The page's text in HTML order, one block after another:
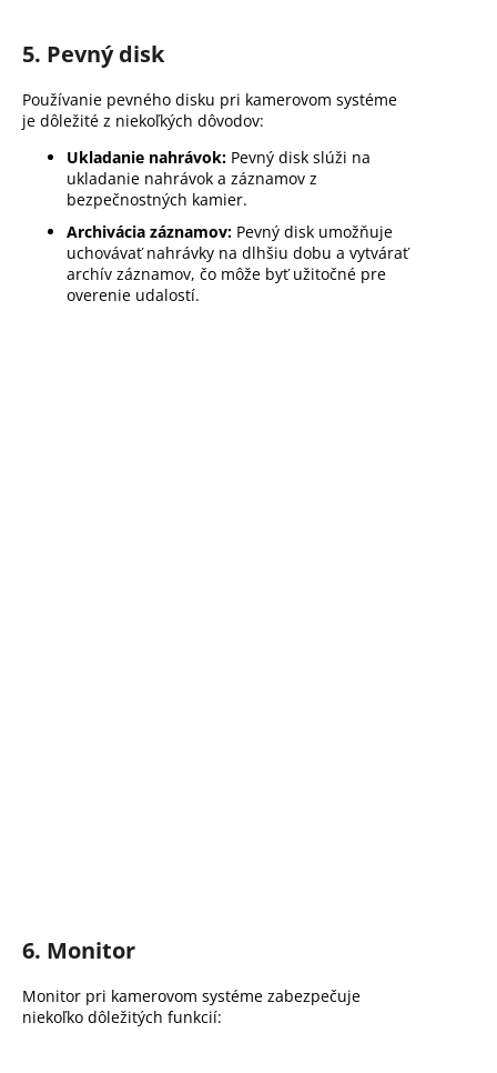
5. Pevný disk
Používanie pevného disku pri kamerovom systéme
je dôležité z niekoľkých dôvodov:
Ukladanie nahrávok: Pevný disk slúži na
ukladanie nahrávok a záznamov z
bezpečnostných kamier.
Archivácia záznamov: Pevný disk umožňuje
uchovávať nahrávky na dlhšiu dobu a vytvárať
archív záznamov, čo môže byť užitočné pre
overenie udalostí.
6. Monitor
Monitor pri kamerovom systéme zabezpečuje
niekoľko dôležitých funkcií: